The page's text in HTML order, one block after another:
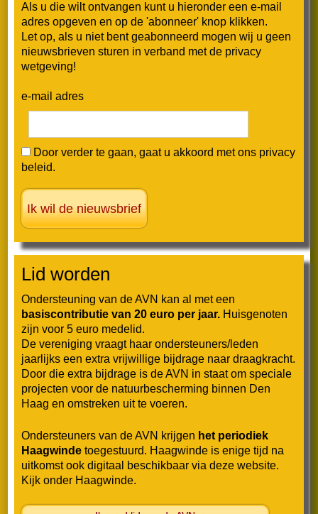
2025
Nieuwsbrief december 2025
Nieuwsbrief oktober 2025
Nieuwsbrief april 2025
Nieuwsbrief februari 2025
Nieuwsbrief januari 2025
2024
Nieuwsbrief oktober 2024
Nieuwsbrief juli 2024
Als u die wilt ontvangen kunt u hieronder een e-mail
adres opgeven en op de 'abonneer' knop klikken.
Let op, als u niet bent geabonneerd mogen wij u geen
nieuwsbrieven sturen in verband met de privacy
wetgeving!
e-mail adres
Door verder te gaan, gaat u akkoord met ons privacy
beleid.
Lid worden
Ondersteuning van de AVN kan al met een
basiscontributie van 20 euro per jaar. Huisgenoten
zijn voor 5 euro medelid.
De vereniging vraagt haar ondersteuners/leden
jaarlijks een extra vrijwillige bijdrage naar draagkracht.
Door die extra bijdrage is de AVN in staat om speciale
projecten voor de natuurbescherming binnen Den
Haag en omstreken uit te voeren.
Ondersteuners van de AVN krijgen het periodiek
Haagwindetoegestuurd. Haagwinde is enige tijd na
uitkomst ook digitaal beschikbaar via deze website.
Kijk onder Haagwinde.